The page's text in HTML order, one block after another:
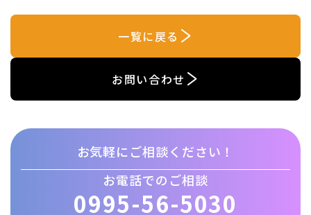
一覧に戻る
お問い合わせ
お気軽にご相談ください！
お電話でのご相談
0995-56-5030